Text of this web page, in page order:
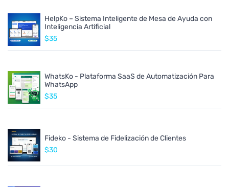
HelpKo – Sistema Inteligente de Mesa de Ayuda con
Inteligencia Artificial
$35
WhatsKo - Plataforma SaaS de Automatización Para
WhatsApp
$35
Fideko - Sistema de Fidelización de Clientes
$30